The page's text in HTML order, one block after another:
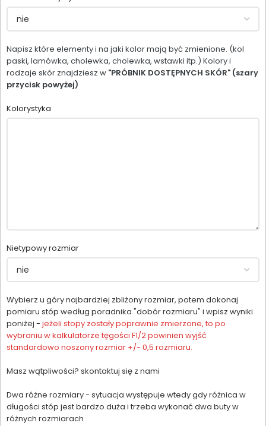
Napisz które elementy i na jaki kolor mają być zmienione. (kol
paski, lamówka, cholewka, cholewka, wstawki itp.) Kolory i
rodzaje skór znajdziesz w "PRÓBNIK DOSTĘPNYCH SKÓR" (szary
przycisk powyżej)
Kolorystyka
Nietypowy rozmiar
Wybierz u góry najbardziej zbliżony rozmiar, potem dokonaj
pomiaru stóp według poradnika "dobór rozmiaru" i wpisz wyniki
poniżej - jeżeli stopy zostały poprawnie zmierzone, to po
wybraniu w kalkulatorze tęgości F1/2 powinien wyjść
standardowo noszony rozmiar +/- 0,5 rozmiaru.
Masz wątpliwości? skontaktuj się z nami
Dwa różne rozmiary - sytuacja występuje wtedy gdy różnica w
długości stóp jest bardzo duża i trzeba wykonać dwa buty w
różnych rozmiarach